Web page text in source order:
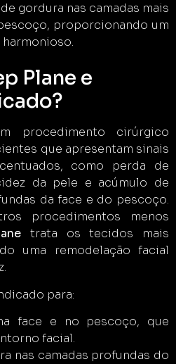
gordura nas camadas mais
proporcionando um
Plane e
procedimento cirúrgico
que apresentam sinais
como perda de
da pele e acúmulo de
da face e do pescoço.
procedimentos menos
trata os tecidos mais
uma remodelação facial
para:
face e no pescoço, que
facial.
nas camadas profundas do